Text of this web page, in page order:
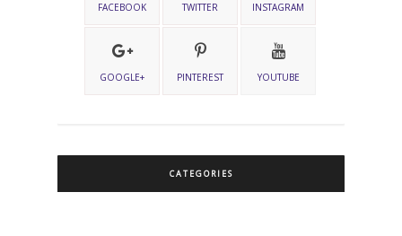
FACEBOOK TWITTER INSTAGRAM
GOOGLE+ PINTEREST YOUTUBE
CATEGORIES